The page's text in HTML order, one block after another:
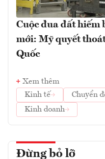
Cuộc đua đất hiếm
mới: Mỹ quyết
Quốc
Xem thêm
Kinh tế
Chuyển
Kinh doanh
Đừng bỏ lỡ